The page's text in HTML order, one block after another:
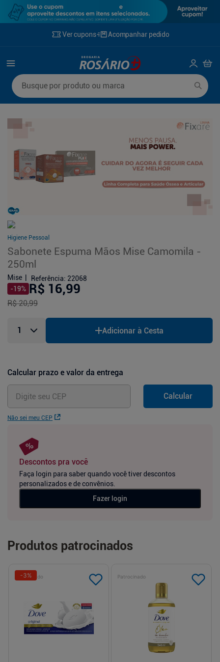
Ver cupons Acompanhar pedido
Busque por produto ou marca
Higiene Pessoal
Sabonete Espuma Mãos Mise Camomila -
250ml
Mise Referência: 22068
-19% R$ 16,99
R$ 20,99
Adicionar à Cesta
Calcular prazo e valor da entrega
Não sei meu CEP
Calcular
Descontos pra você
Faça login para saber quando você tiver descontos
personalizados e de convênios.
Fazer login
Produtos patrocinados
Patrocinado
-3% Patrocinado
Termos mais buscados
3
5º desodorante
fralda g
10º ozivy